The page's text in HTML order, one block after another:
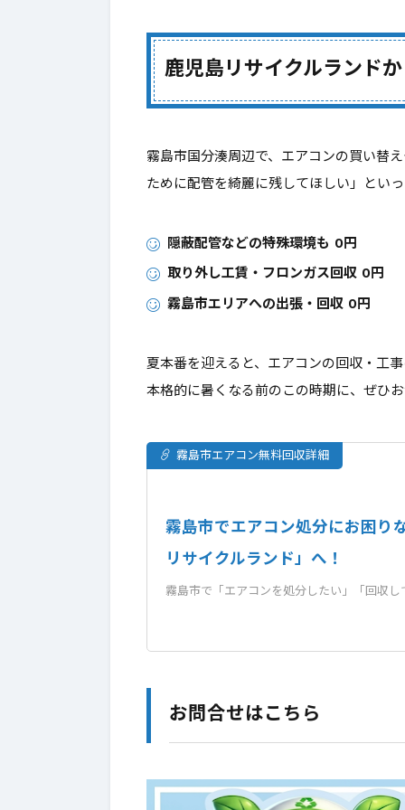
鹿児島リサイクルランド
霧島市国分湊周辺で、エアコンの買い替
ために配管を綺麗に残してほしい」とい
隠蔽配管などの特殊環境も 0円
取り外し工賃・フロンガス回収 0円
霧島市エリアへの出張・回収 0円
夏本番を迎えると、エアコンの回収・工
本格的に暑くなる前のこの時期に、ぜひ
霧島市エアコン無料回収詳細
霧島市でエアコン処分にお困り
リサイクルランド」へ！
霧島市で「エアコンを処分したい」「回収
お問合せはこちら